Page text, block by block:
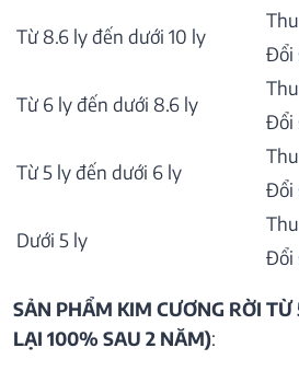
Từ 8.6 ly đến dưới 10 ly
Đổi
Từ 6 ly đến dưới 8.6 ly
Đổi
Từ 5 ly đến dưới 6 ly
Đổi
Dưới 5 ly
Đổi
SẢN PHẨM KIM CƯƠNG RỜI
LẠI 100% SAU 2 NĂM):